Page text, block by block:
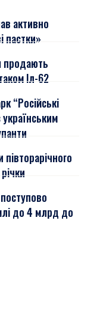
активно
пастки»
продають
Іл-62
“Російські
до 4 млрд до